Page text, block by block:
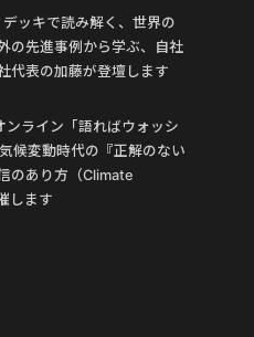
ッキで読み解く、世界の
の先進事例から学ぶ、自社
代表の加藤が登壇します
ンライン「語ればウォッシ
候変動時代の『正解のない
のあり方（Climate
します